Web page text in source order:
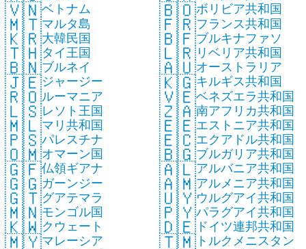
🇻🇳ベトナム
🇲🇹マルタ島
🇰🇷大韓民国
🇹🇭タイ王国
🇧🇳ブルネイ
🇯🇪ジャージー
🇷🇴ルーマニア
🇱🇸レソト王国
🇲🇱マリ共和国
🇵🇸パレスチナ
🇴🇲オマーン国
🇬🇫仏領ギアナ
🇬🇬ガーンジー
🇬🇹グアテマラ
🇲🇳モンゴル国
🇰🇼クウェート
🇲🇾マレーシア
🇧🇴ボリビア共和国
🇫🇷フランス共和国
🇧🇫ブルキナファソ
🇱🇷リベリア共和国
🇦🇺オーストラリア
🇰🇬キルギス共和国
🇻🇪ベネズエラ共和国
🇿🇦南アフリカ共和国
🇪🇪エストニア共和国
🇪🇨エクアドル共和国
🇧🇬ブルガリア共和国
🇦🇱アルバニア共和国
🇦🇲アルメニア共和国
🇺🇾ウルグアイ共和国
🇵🇾パラグアイ共和国
🇩🇪 ドイツ連邦共和国
🇹🇲 トルクメニスタン